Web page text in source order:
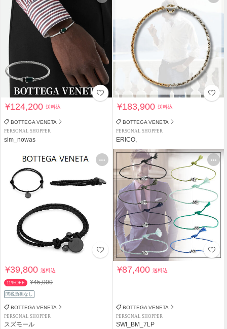
¥124,200送料込
BOTTEGA VENETA
PERSONAL SHOPPER
sim_nowas
¥183,900送料込
BOTTEGA VENETA
PERSONAL SHOPPER
ERICO,
¥39,800送料込
11%OFF ¥45,000
関税負担なし
BOTTEGA VENETA
PERSONAL SHOPPER
スズモール
¥87,400送料込
BOTTEGA VENETA
PERSONAL SHOPPER
SWI_BM_7LP